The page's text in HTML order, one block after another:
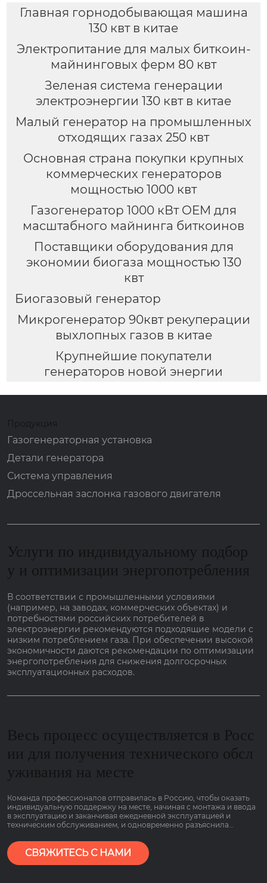
Главная горнодобывающая машина
130 квт в китае
Электропитание для малых биткоин-
майнинговых ферм 80 квт
Зеленая система генерации
электроэнергии 130 квт в китае
Малый генератор на промышленных
отходящих газах 250 квт
Основная страна покупки крупных
коммерческих генераторов
мощностью 1000 квт
Газогенератор 1000 кВт OEM для
масштабного майнинга биткоинов
Поставщики оборудования для
экономии биогаза мощностью 130
квт
Биогазовый генератор
Микрогенератор 90квт рекуперации
выхлопных газов в китае
Крупнейшие покупатели
генераторов новой энергии
Продукция
Газогенераторная установка
Детали генератора
Система управления
Дроссельная заслонка газового двигателя
Услуги по индивидуальному подбор
у и оптимизации энергопотребления
В соответствии с промышленными условиями
(например, на заводах, коммерческих объектах) и
потребностями российских потребителей в
электроэнергии рекомендуются подходящие модели с
низким потреблением газа. При обеспечении высокой
экономичности даются рекомендации по оптимизации
энергопотребления для снижения долгосрочных
эксплуатационных расходов.
Весь процесс осуществляется в Росс
ии для получения технического обсл
уживания на месте
Команда профессионалов отправилась в Россию, чтобы оказать
индивидуальную поддержку на месте, начиная с монтажа и ввода
в эксплуатацию и заканчивая ежедневной эксплуатацией и
техническим обслуживанием, и одновременно разъяснила
потреблением газа и гарантией сроком на 2 года, чтобы клиенты
могли пользоваться им болеею спокойно.
СВЯЖИТЕСЬ С НАМИ